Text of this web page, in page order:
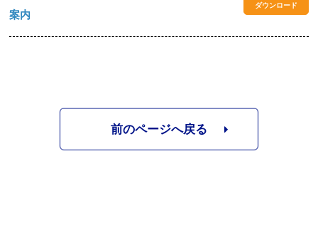
案内
ダウンロード
前のページへ戻る